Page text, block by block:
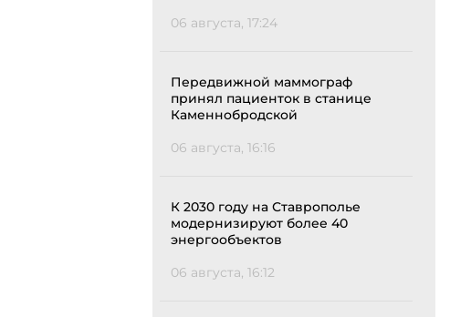
06 августа, 17:24
Передвижной маммограф
принял пациенток в станице
Каменнобродской
06 августа, 16:16
К 2030 году на Ставрополье
модернизируют более 40
энергообъектов
06 августа, 16:12